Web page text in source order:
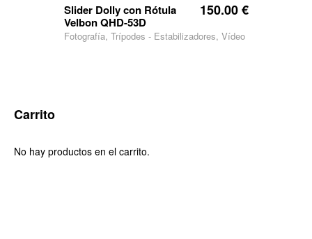
Slider Dolly con Rótula
Velbon QHD-53D
150.00€
Fotografía, Trípodes - Estabilizadores, Vídeo
Carrito
No hay productos en el carrito.